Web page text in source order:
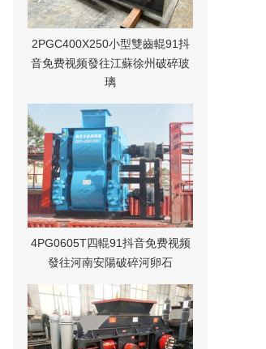
2PGC400X250小型雙齒輥91抖
音免费视频發往江蘇徐州破碎玻
璃
4PG0605T四輥91抖音免费视频
發往河南安陽破碎河卵石